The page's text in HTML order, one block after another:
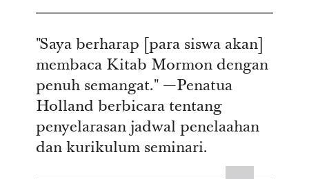
"Saya berharap [para siswa akan]
membaca Kitab Mormon dengan
penuh semangat." —Penatua
Holland berbicara tentang
penyelarasan jadwal penelaahan
dan kurikulum seminari.